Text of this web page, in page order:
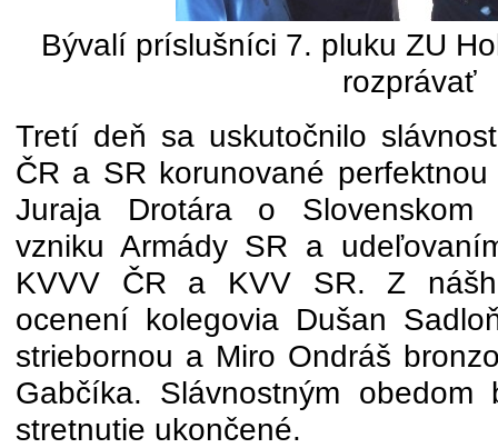
Bývalí príslušníci 7. pluku ZU
rozprávať
Tretí deň sa uskutočnilo
ČR a SR korunované
Juraja Drotára o Slovenskom
vzniku Armády SR a
KVVV ČR a KVV SR. Z
ocenení kolegovia Dušan
striebornou a Miro Ondráš
Gabčíka. Slávnostným
stretnutie ukončené.